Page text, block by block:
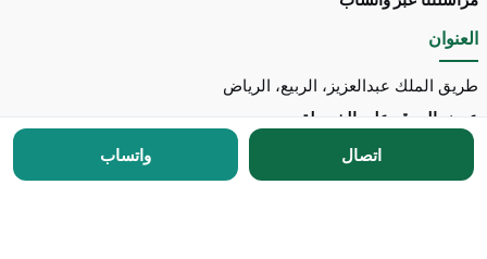
العنوان
طريق الملك عبدالعزيز، الربيع، الرياض
عرض الموقع على الخريطة
مكتب توسط للاستقدام
اتصال واتساب